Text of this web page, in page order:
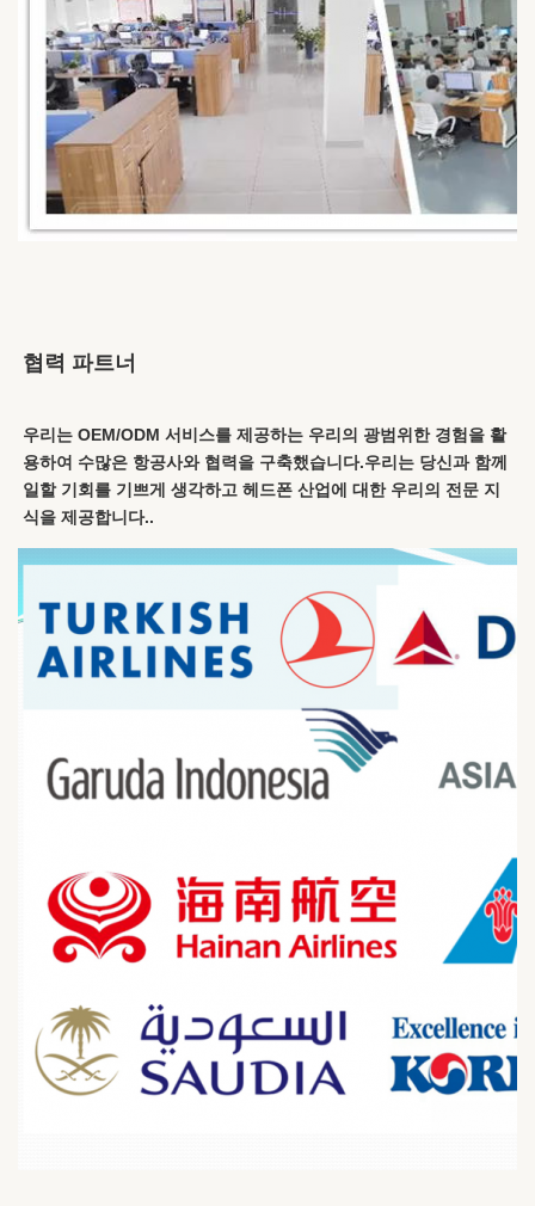
협력 파트너
우리는 OEM/ODM 서비스를 제공하는 우리의 광범위한 경험을 활
용하여 수많은 항공사와 협력을 구축했습니다.우리는 당신과 함께
일할 기회를 기쁘게 생각하고 헤드폰 산업에 대한 우리의 전문 지
식을 제공합니다..